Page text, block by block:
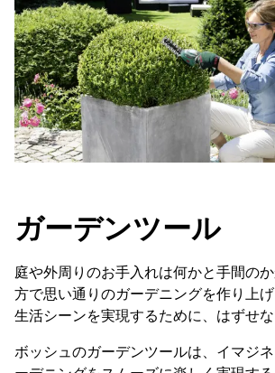
ガーデンツール
庭や外周りのお手入れは何かと手間の
方で思い通りのガーデニングを作り上
生活シーンを実現するために、はずせな
ボッシュのガーデンツールは、イマジ